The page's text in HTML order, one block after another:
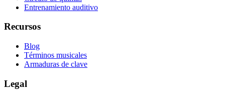
Entrenamiento auditivo
Recursos
Blog
Términos musicales
Armaduras de clave
Legal